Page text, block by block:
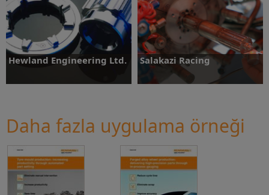
Daha fazlasını öğrenin Daha fazlasını öğrenin
Hewland Engineering Ltd. Salakazi Racing
Daha fazla uygulama örneği